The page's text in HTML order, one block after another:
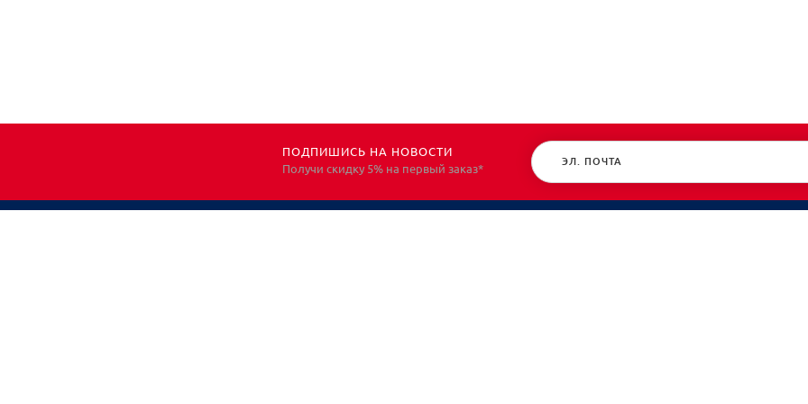
ПОДПИШИСЬ НА НОВОСТИ
Получи скидку 5% на первый заказ*